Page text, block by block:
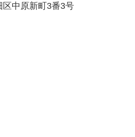
中原新町3番3号